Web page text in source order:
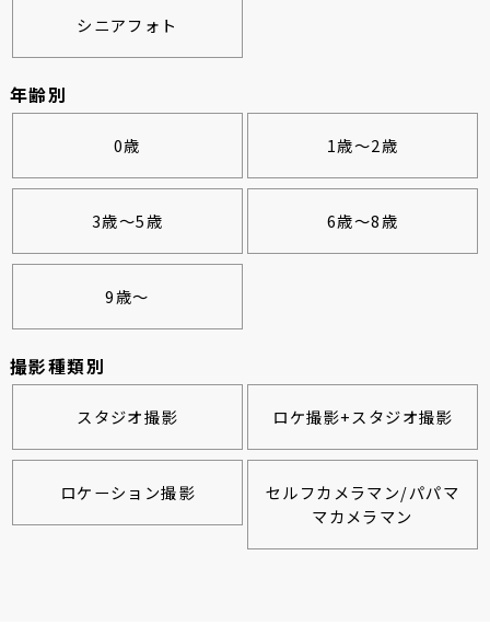
シニアフォト
年齢別
0歳 1歳～2歳
3歳～5歳 6歳～8歳
9歳～
撮影種類別
スタジオ撮影 ロケ撮影+スタジオ撮影
ロケーション撮影
セルフカメラマン/パパマ
マカメラマン